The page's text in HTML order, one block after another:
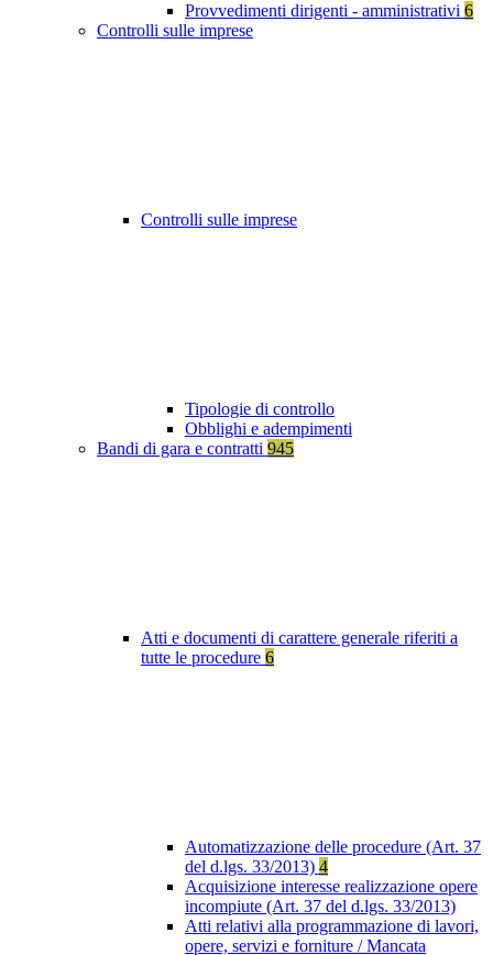
Provvedimenti dirigenti - amministrativi 6
Controlli sulle imprese
Controlli sulle imprese
Tipologie di controllo
Obblighi e adempimenti
Bandi di gara e contratti 945
Atti e documenti di carattere generale riferiti a
tutte le procedure 6
Automatizzazione delle procedure (Art. 37
del d.lgs. 33/2013) 4
Acquisizione interesse realizzazione opere
incompiute (Art. 37 del d.lgs. 33/2013)
Atti relativi alla programmazione di lavori,
opere, servizi e forniture / Mancata